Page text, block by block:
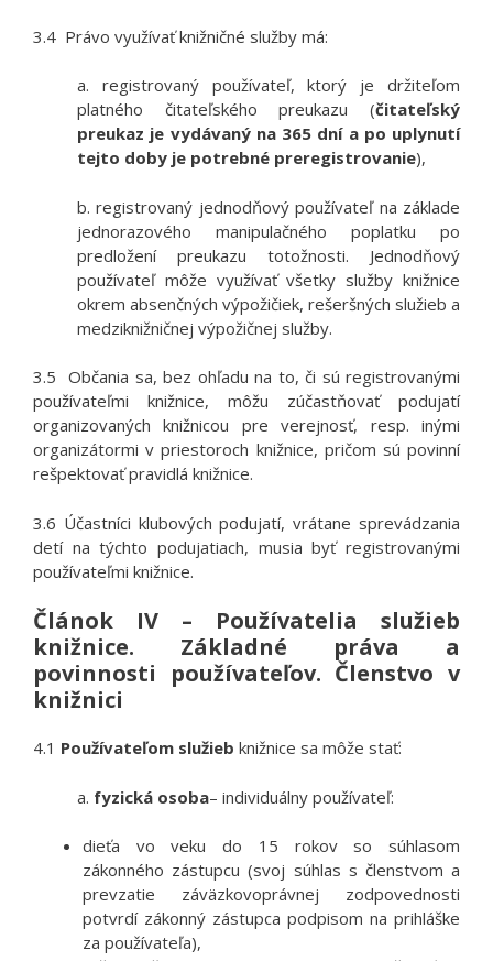
3.4 Právo využívať knižničné služby má:
a. registrovaný používateľ, ktorý je držiteľom
platného čitateľského preukazu (čitateľský
preukaz je vydávaný na 365 dní a po uplynutí
tejto doby je potrebné preregistrovanie),
b.registrovaný jednodňový používateľ na základe
jednorazového manipulačného poplatku po
predložení preukazu totožnosti. Jednodňový
používateľ môže využívať všetky služby knižnice
okrem absenčných výpožičiek, rešeršných služieb a
medziknižničnej výpožičnej služby.
3.5 Občania sa, bez ohľadu na to, či sú registrovanými
používateľmi knižnice, môžu zúčastňovať podujatí
organizovaných knižnicou pre verejnosť, resp. inými
organizátormi v priestoroch knižnice, pričom sú povinní
rešpektovať pravidlá knižnice.
3.6 Účastníci klubových podujatí, vrátane sprevádzania
detí na týchto podujatiach, musia byť registrovanými
používateľmi knižnice.
Článok IV – Používatelia služieb
knižnice. Základné práva a
povinnosti používateľov. Členstvo v
knižnici
4.1 Používateľom služieb knižnice sa môže stať:
a. fyzická osoba– individuálny používateľ:
dieťa vo veku do 15 rokov so súhlasom
zákonného zástupcu (svoj súhlas s členstvom a
prevzatie záväzkovoprávnej zodpovednosti
potvrdí zákonný zástupca podpisom na prihláške
za používateľa),